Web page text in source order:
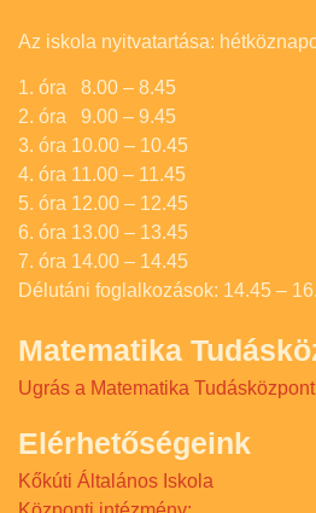
Az iskola nyitvatartása:
1. óra 8.00 – 8.45
2. óra 9.00 – 9.45
3. óra 10.00 – 10.45
4. óra 11.00 – 11.45
5. óra 12.00 – 12.45
6. óra 13.00 – 13.45
7. óra 14.00 – 14.45
Délutáni foglalkozások: 14.45 –
Matematika
Ugrás a Matematika
Elérhetőségeink
Kőkúti Általános Iskola